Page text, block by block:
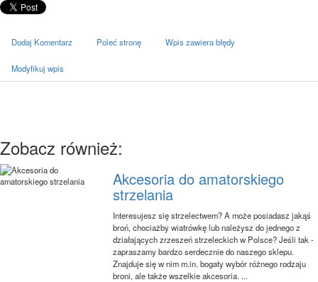
Dodaj Komentarz Poleć stronę Wpis zawiera błędy
Modyfikuj wpis
Zobacz również:
Akcesoria do amatorskiego
strzelania
Interesujesz się strzelectwem? A może posiadasz jakąś
broń, chociażby wiatrówkę lub należysz do jednego z
działających zrzeszeń strzeleckich w Polsce? Jeśli tak -
zapraszamy bardzo serdecznie do naszego sklepu.
Znajduje się w nim m.in. bogaty wybór różnego rodzaju
broni, ale także wszelkie akcesoria. ...